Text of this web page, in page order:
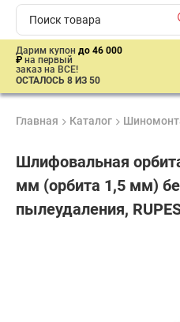
Дарим купон до 46 000
₽ на первый
заказ на ВСЕ!
ОСТАЛОСЬ 8 ИЗ 50
Главная Каталог
Шлифовальная
мм (орбита 1,5 мм)
пылеудаления,